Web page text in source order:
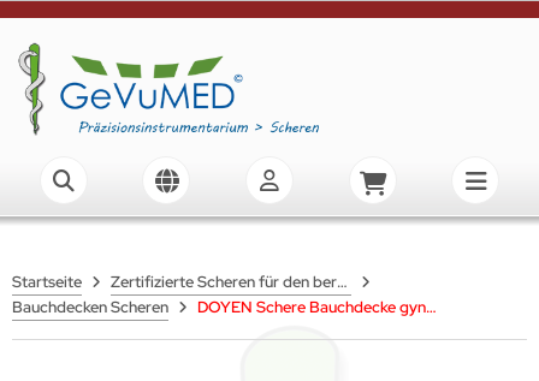
Startseite
Zertifizierte Scheren für den beruflichen Einsatz
Bauchdecken Scheren
DOYEN Schere Bauchdecke gynäkologisch | gebogen oder gerade in 17 cm Länge